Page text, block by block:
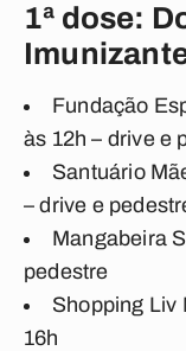
1ª dose:
Fundação
às 12h – drive e
Santuário
– drive e
Mangabeira
pedestre
Shopping Liv
16h